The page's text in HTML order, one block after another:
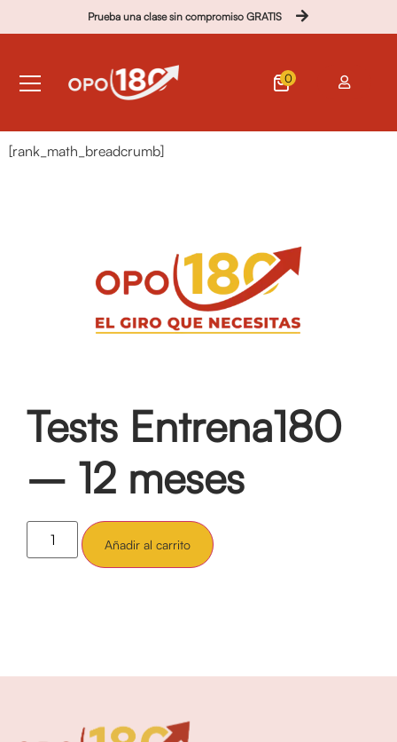
Prueba una clase sin compromiso GRATIS
0
[rank_math_breadcrumb]
Tests Entrena180
– 12 meses
Añadir al carrito